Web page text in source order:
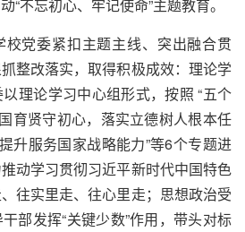
“不忘初心、牢记使命”主题教育。
校党委紧扣主题主线、突出融合贯
整改落实，取得积极成效：理论学
理论学习中心组形式，按照 “五个
育贤守初心，落实立德树人根本任
升服务国家战略能力”等6个专题进
动学习贯彻习近平新时代中国特色
往实里走、往心里走；思想政治受
部发挥“关键少数”作用，带头对标